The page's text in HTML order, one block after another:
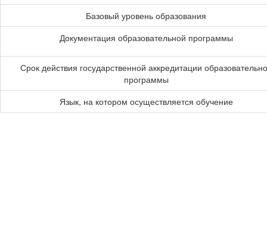
Базовый уровень образования
Документация образовательной программы
Срок действия государственной аккредитации
программы
Язык, на котором осуществляется обучение